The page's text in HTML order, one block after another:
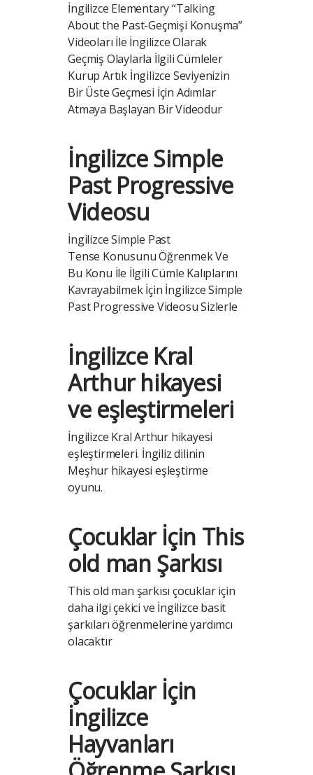
İngilizce Elementary “Talking
About the Past-Geçmişi Konuşma”
Videoları İle İngilizce Olarak
Geçmiş Olaylarla İlgili Cümleler
Kurup Artık İngilizce Seviyenizin
Bir Üste Geçmesi İçin Adımlar
Atmaya Başlayan Bir Videodur
İngilizce Simple
Past Progressive
Videosu
İngilizce Simple Past
Tense Konusunu Öğrenmek Ve
Bu Konu İle İlgili Cümle Kalıplarını
Kavrayabilmek İçin İngilizce Simple
Past Progressive Videosu Sizlerle
İngilizce Kral
Arthur hikayesi
ve eşleştirmeleri
İngilizce Kral Arthur hikayesi
eşleştirmeleri. İngiliz dilinin
Meşhur hikayesi eşleştirme
oyunu.
Çocuklar İçin This
old man Şarkısı
This old man şarkısı çocuklar için
daha ilgi çekici ve İngilizce basit
şarkıları öğrenmelerine yardımcı
olacaktır
Çocuklar İçin
İngilizce
Hayvanları